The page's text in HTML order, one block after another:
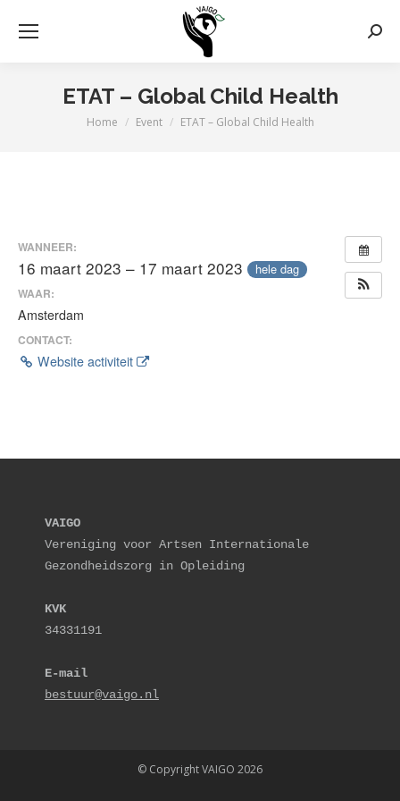
ETAT – Global Child Health
Je bent hier:
Home Event ETAT – Global Child Health
WANNEER:
16 maart 2023 – 17 maart 2023 hele dag
WAAR:
Amsterdam
CONTACT:
Website activiteit
VAIGO
Vereniging voor Artsen Internationale
Gezondheidszorg in Opleiding
KVK
34331191
E-mail
bestuur@vaigo.nl
© Copyright VAIGO 2026